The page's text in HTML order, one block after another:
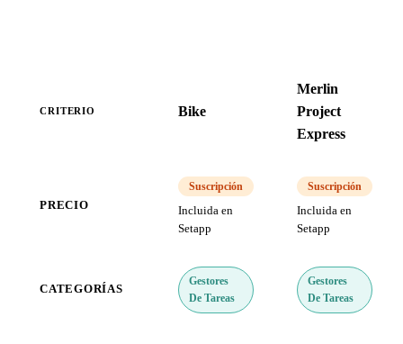
CRITERIO Bike
Merlin
Project
Express
PRECIO
Suscripción
Incluida en
Setapp
Suscripción
Incluida en
Setapp
CATEGORÍAS
Gestores
De Tareas
Gestores
De Tareas